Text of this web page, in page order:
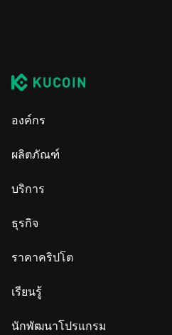
องค์กร
ผลิตภัณฑ์
บริการ
ธุรกิจ
ราคาคริปโต
เรียนรู้
นักพัฒนาโปรแกรม